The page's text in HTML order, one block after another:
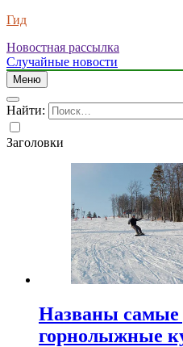
Гид
Новостная рассылка
Случайные новости
Меню
Найти:
Заголовки
Названы
горнолыжные